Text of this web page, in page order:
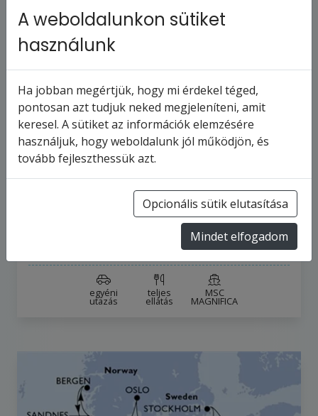
MSC MAGNIFICA - Németország,
Lengyelország, Litvánia, Lettország,
napos hajóútNémetország
2026.8.30-tól2026.9.13-ig
873 761 Ft-tól
egyéni
utazás
teljes
ellátás
MSC
MAGNIFICA
A weboldalunkon sütiket
használunk
Ha jobban megértjük, hogy mi érdekel téged,
pontosan azt tudjuk neked megjeleníteni, amit
keresel. A sütiket az információk elemzésére
használjuk, hogy weboldalunk jól működjön, és
tovább fejleszthessük azt.
Opcionális sütik elutasítása
Mindet elfogadom